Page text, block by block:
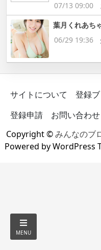
07/13 09:00
葉月くれあち
06/29 19:36
サイトについて 登録
登録申請
お問い合わせ
Copyright ©みんなのブ
Powered by WordPress
MENU